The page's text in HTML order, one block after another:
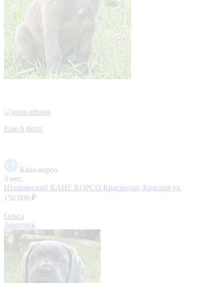
Еще 6 фото
Кане-корсо
3 мес.
Итальянский КАНЕ КОРСО Краснодар, Красная ул.
150 000 ₽
Ольга
Заводчик